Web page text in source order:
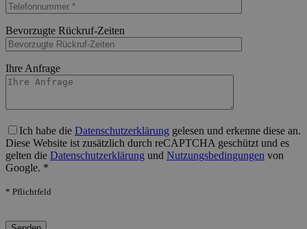
Bevorzugte Rückruf-Zeiten
Ihre Anfrage
Ich habe die Datenschutzerklärung gelesen und erkenne diese an.
Diese Website ist zusätzlich durch reCAPTCHA geschützt und es
gelten die Datenschutzerklärung und Nutzungsbedingungen von
Google. *
* Pflichtfeld